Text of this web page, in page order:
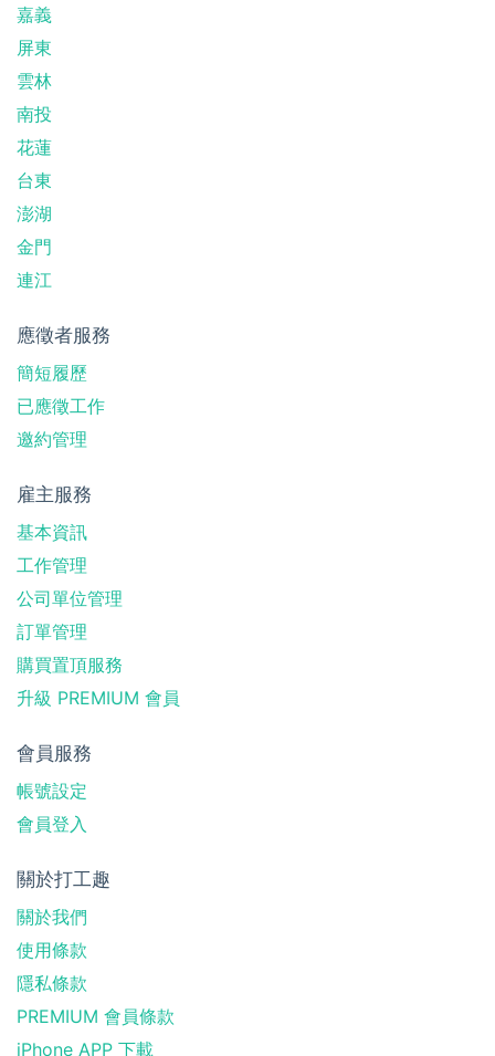
嘉義
屏東
雲林
南投
花蓮
台東
澎湖
金門
連江
應徵者服務
簡短履歷
已應徵工作
邀約管理
雇主服務
基本資訊
工作管理
公司單位管理
訂單管理
購買置頂服務
升級 PREMIUM 會員
會員服務
帳號設定
會員登入
關於打工趣
關於我們
使用條款
隱私條款
PREMIUM 會員條款
iPhone APP 下載